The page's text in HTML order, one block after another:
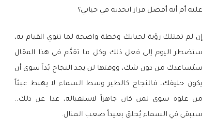
عليه أم أنه أفضل قرار اتخذته في حياتي؟
إن لم تمتلك رؤية لحياتك وخطة واضحة لما تنوي القيام به،
ستضطر اليوم إلى فعل ذلك وكل ما تقدَّم في هذا المقال
سيُساعدك من دون شك، ووقتها لن يجد النجاح بُداً سوى أن
يكون حليفك، فالنجاح كالطير وسط السماء لا يهبط عبثاً
من علوه سوى لمن كان جاهزاً لاستقباله، عدا عن ذلك..
سيبقى في السماء يُحلق بعيداً صعب المنال.